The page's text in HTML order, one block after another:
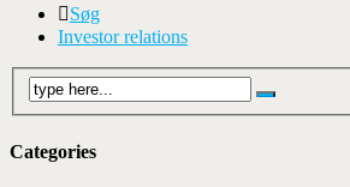
Søg
Investor relations
Categories